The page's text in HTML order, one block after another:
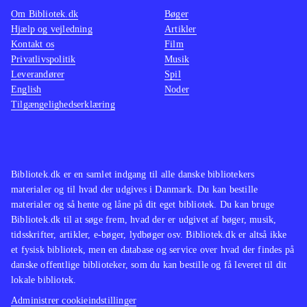
The walking dead (Sæson 2, Xbox
One) og Back to the future - the
game (Playstation 4)
Det er Telltale
Games, der står bag og de har
tidligere fået ros for kapitelopdelte
adventures som The wolf among us
4).
Bibliotek.dk er en samlet indgang til alle danske bibliotekers
materialer og til hvad der udgives i Danmark. Du kan bestille
materialer og så hente og låne på dit eget bibliotek. Du kan bruge
Bibliotek.dk til at søge frem, hvad der er udgivet af bøger, musik,
tidsskrifter, artikler, e-bøger, lydbøger osv. Bibliotek.dk er altså ikke
et fysisk bibliotek, men en database og service over hvad der findes på
danske offentlige biblioteker, som du kan bestille og få leveret til dit
lokale bibliotek.
Administrer cookieindstillinger
Om Bibliotek.dk
Hjælp og vejledning
Kontakt os
Privatlivspolitik
Leverandører
English
Tilgængelighedserklæring
Bøger
Artikler
Film
Musik
Spil
Noder